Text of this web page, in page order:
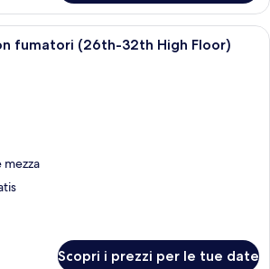
Copriletto in piuma, una cassaforte
fumatori (26th-32th High Floor)
mezza
Scopri i prezzi per le tue date